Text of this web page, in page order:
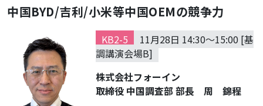
中国BYD/吉利/小米等中国OEMの競争力
KB2-5
11月28日 14:30～15:00 [基
調講演会場B]
株式会社フォーイン
取締役 中国調査部 部長 周 錦程